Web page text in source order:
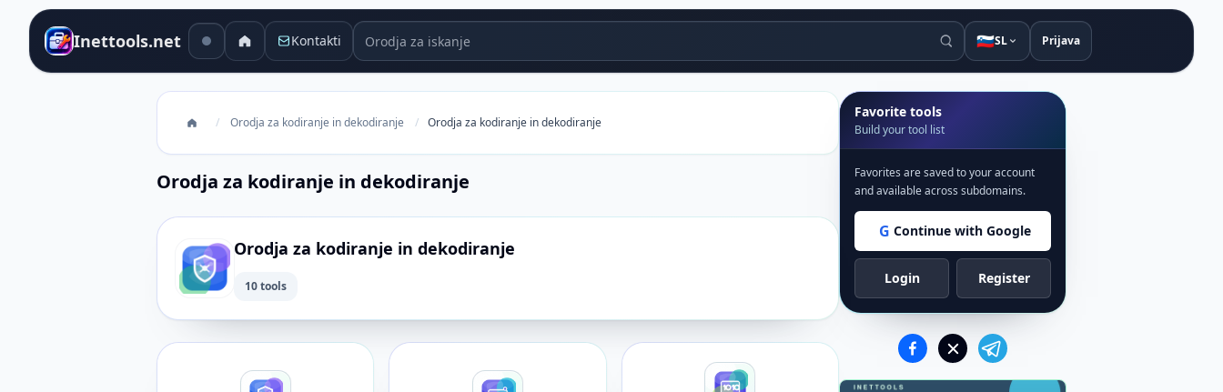
Inettools.net Kontakti Orodja za iskanje 🇸🇮SL Prijava
/ Orodja za kodiranje in dekodiranje / Orodja za kodiranje in dekodiranje
Orodja za kodiranje in dekodiranje
Orodja za kodiranje in dekodiranje
10 tools
Favorite tools
Build your tool list
Favorites are saved to your account
and available across subdomains.
G Continue with Google
Login Register